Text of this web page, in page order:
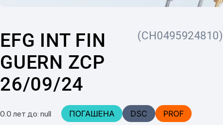
EFG INT FIN
GUERN ZCP
26/09/24
(CH0495924810)
0.0 лет до: null ПОГАШЕНА DSC PROF